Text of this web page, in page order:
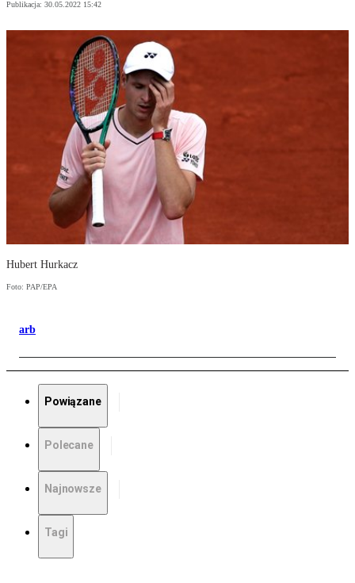
Publikacja: 30.05.2022 15:42
Hubert Hurkacz
Foto: PAP/EPA
arb
Powiązane
Polecane
Najnowsze
Tagi